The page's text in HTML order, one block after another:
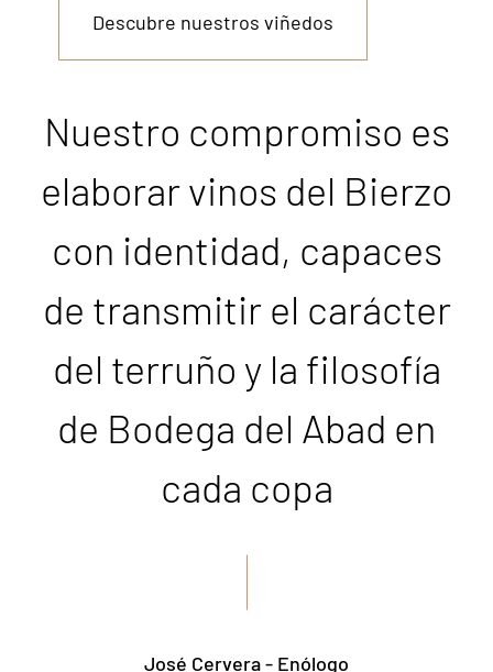
Descubre nuestros viñedos
Nuestro compromiso es
elaborar vinos del Bierzo
con identidad, capaces
de transmitir el carácter
del terruño y la filosofía
de Bodega del Abad en
cada copa
José Cervera - Enólogo